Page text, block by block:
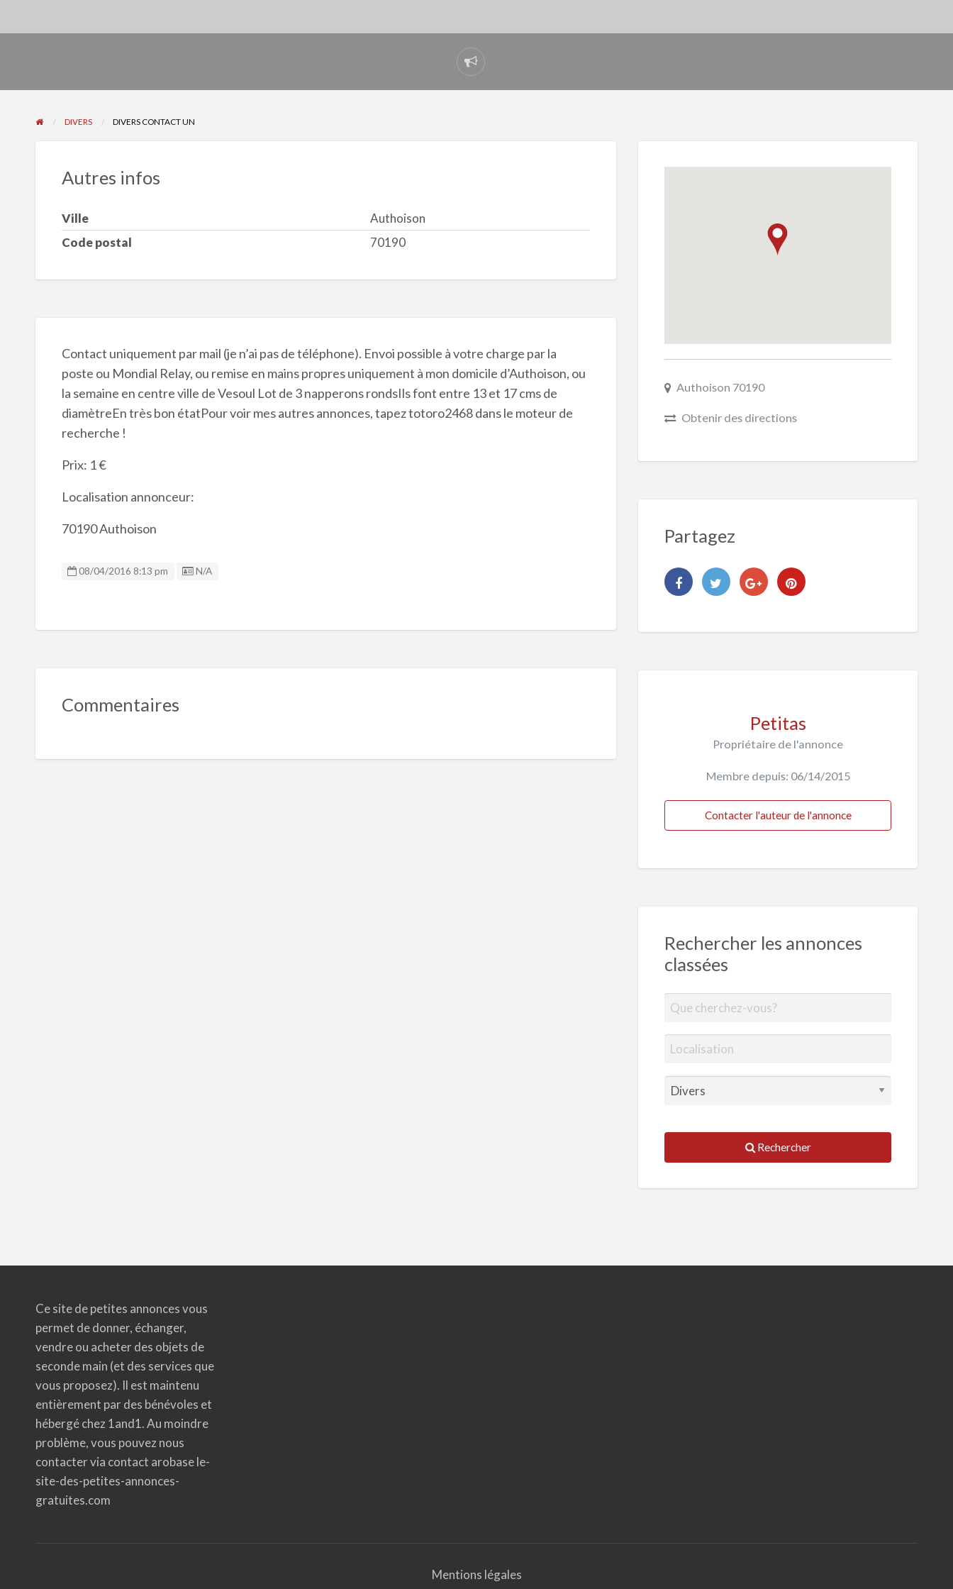
Signaler
un
DIVERS DIVERS CONTACT UN
Autres infos
Ville
Authoison
Code postal
70190
Contact uniquement par mail (je n’ai pas de téléphone). Envoi possible à votre charge par la
poste ou Mondial Relay, ou remise en mains propres uniquement à mon domicile d’Authoison, ou
la semaine en centre ville de Vesoul Lot de 3 napperons rondsIls font entre 13 et 17 cms de
diamètreEn très bon étatPour voir mes autres annonces, tapez totoro2468 dans le moteur de
recherche !
Prix: 1 €
Localisation annonceur:
70190 Authoison
08/04/2016 8:13 pm Listing ID
N/A
Commentaires
Authoison 70190
Obtenir des directions
Partagez
Petitas
Propriétaire de l'annonce
Membre depuis: 06/14/2015
Contacter l'auteur de l'annonce
Rechercher les annonces
classées
Rechercher
Ce site de petites annonces vous
permet de donner, échanger,
vendre ou acheter des objets de
seconde main (et des services que
vous proposez). Il est maintenu
entièrement par des bénévoles et
hébergé chez 1and1. Au moindre
problème, vous pouvez nous
contacter via contact arobase le-
site-des-petites-annonces-
gratuites.com
Mentions légales